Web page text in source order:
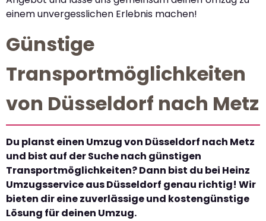
einem unvergesslichen Erlebnis machen!
Günstige
Transportmöglichkeiten
von Düsseldorf nach Metz
Du planst einen Umzug von Düsseldorf nach Metz
und bist auf der Suche nach günstigen
Transportmöglichkeiten? Dann bist du bei Heinz
Umzugsservice aus Düsseldorf genau richtig! Wir
bieten dir eine zuverlässige und kostengünstige
Lösung für deinen Umzug.